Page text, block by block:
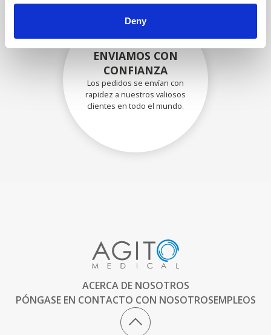
Deny
ENVIAMOS CON
CONFIANZA
Los pedidos se envían con
rapidez a nuestros valiosos
clientes en todo el mundo.
ACERCA DE NOSOTROS
PÓNGASE EN CONTACTO CON NOSOTROSEMPLEOS